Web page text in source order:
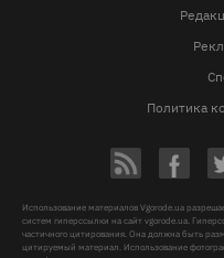
Политика
Использование материалов Vgorode.ua
систем гиперссылки на сайт vgorode.ua.
частичного цитирования. Она должна быть
цитируемый материал. Использование